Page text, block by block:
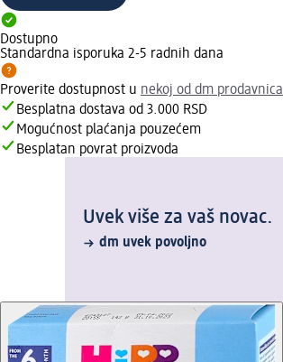
Dostupno
Standardna isporuka 2-5 radnih dana
Proverite dostupnost u nekoj od dm prodavnica
Besplatna dostava od 3.000 RSD
Mogućnost plaćanja pouzećem
Besplatan povrat proizvoda
Uvek više za vaš novac.
dm uvek povoljno